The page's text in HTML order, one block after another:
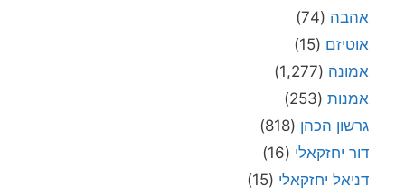
אהבה (74)
אוטיזם (15)
אמונה (1,277)
אמנות (253)
גרשון הכהן (818)
דור יחזקאלי (16)
דניאל יחזקאלי (15)